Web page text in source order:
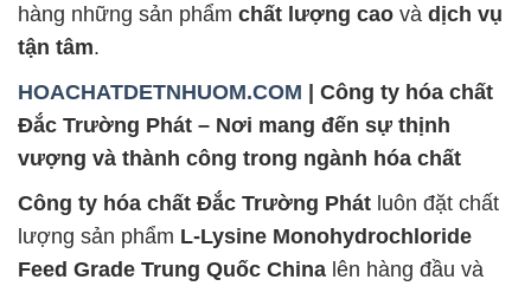
hàng những sản phẩm chất lượng cao và dịch vụ
tận tâm.
HOACHATDETNHUOM.COM | Công ty hóa chất
Đắc Trường Phát – Nơi mang đến sự thịnh
vượng và thành công trong ngành hóa chất
Công ty hóa chất Đắc Trường Phát luôn đặt chất
lượng sản phẩm L-Lysine Monohydrochloride
Feed Grade Trung Quốc China lên hàng đầu và